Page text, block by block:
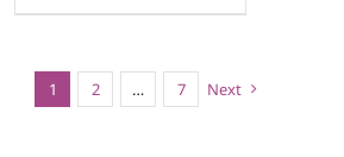
1 2 … 7 Next